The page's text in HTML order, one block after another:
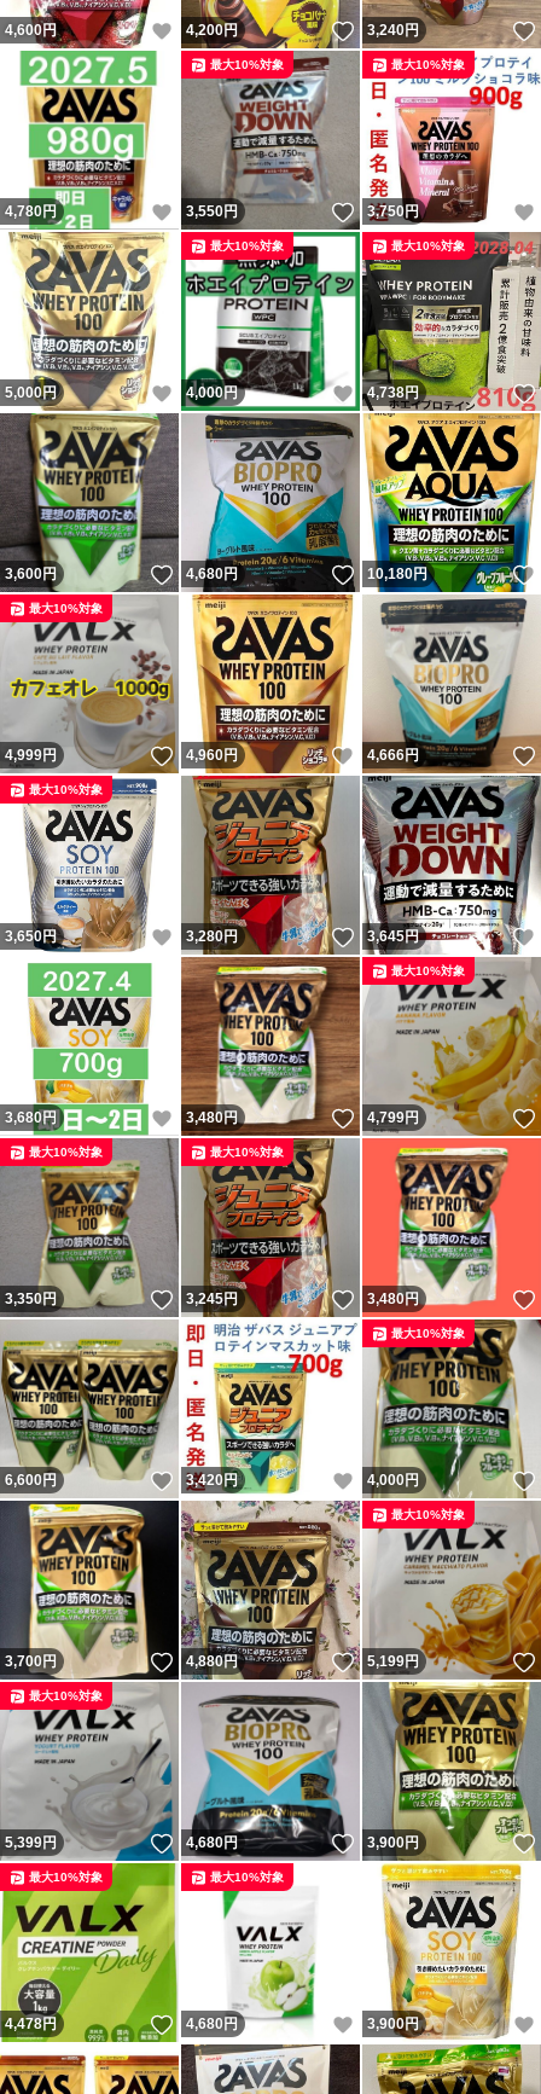
4,600円 いいね！
4,200円 いいね！
3,240円
4,780円 いいね！
3,550円 いいね！
最大10%対象
3,750円
最大10%対象
5,000円 いいね！
4,000円 いいね！
最大10%対象
4,738円
最大10%対象
3,600円 いいね！
4,680円 いいね！
10,180円
4,999円 いいね！
最大10%対象
4,960円 いいね！
4,666円
3,650円 いいね！
最大10%対象
3,280円 いいね！
3,645円
3,680円 いいね！
3,480円 いいね！
4,799円
最大10%対象
3,350円 いいね！
最大10%対象
3,245円 いいね！
最大10%対象
3,480円
6,600円 いいね！
3,420円 いいね！
4,000円
最大10%対象
3,700円 いいね！
4,880円 いいね！
5,199円
最大10%対象
5,399円 いいね！
最大10%対象
4,680円 いいね！
3,900円
4,478円 いいね！
最大10%対象
4,680 円 いいね！
最大10%対象
3,900円